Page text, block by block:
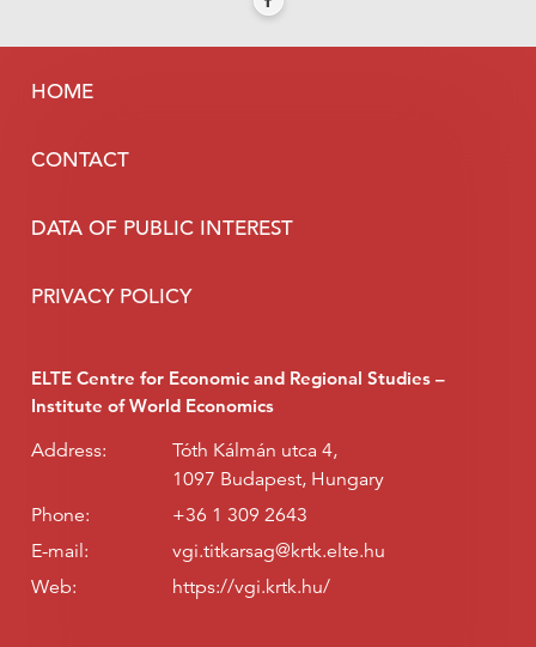
HOME
CONTACT
DATA OF PUBLIC INTEREST
PRIVACY POLICY
ELTE Centre for Economic and Regional Studies –
Institute of World Economics
Address:
Tóth Kálmán utca 4,
1097 Budapest, Hungary
Phone:
+36 1 309 2643
E-mail:
vgi.titkarsag@krtk.elte.hu
Web:
https://vgi.krtk.hu/